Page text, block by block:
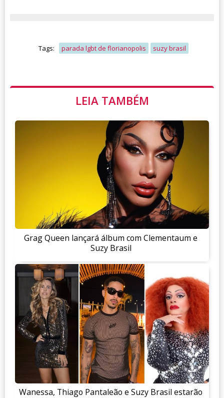
Tags: parada lgbt de florianopolis suzy brasil
LEIA TAMBÉM
Grag Queen lançará álbum com Clementaum e
Suzy Brasil
Wanessa, Thiago Pantaleão e Suzy Brasil estarão